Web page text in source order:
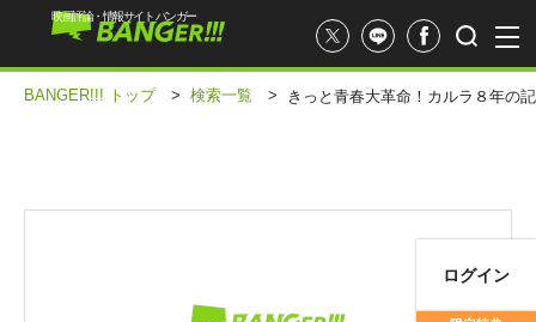
映画評論・情報サイト バンガー
ログイン
BANGER!!! トップ > 検索一覧 > きっと青春大革命！カルラ８年の